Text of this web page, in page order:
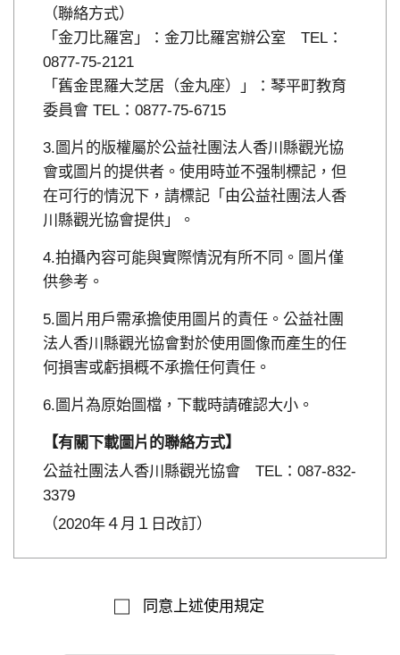
（聯絡方式）
「金刀比羅宮」：金刀比羅宮辦公室 TEL：
0877-75-2121
「舊金毘羅大芝居（金丸座）」：琴平町教育
委員會 TEL：0877-75-6715
圖片的版權屬於公益社團法人香川縣觀光協
會或圖片的提供者。使用時並不强制標記，但
在可行的情況下，請標記「由公益社團法人香
川縣觀光協會提供」。
拍攝內容可能與實際情況有所不同。圖片僅
供參考。
圖片用戶需承擔使用圖片的責任。公益社團
法人香川縣觀光協會對於使用圖像而產生的任
何損害或虧損概不承擔任何責任。
圖片為原始圖檔，下載時請確認大小。
【有關下載圖片的聯絡方式】
公益社團法人香川縣觀光協會 TEL：087-832-
3379
（2020年４月１日改訂）
同意上述使用規定